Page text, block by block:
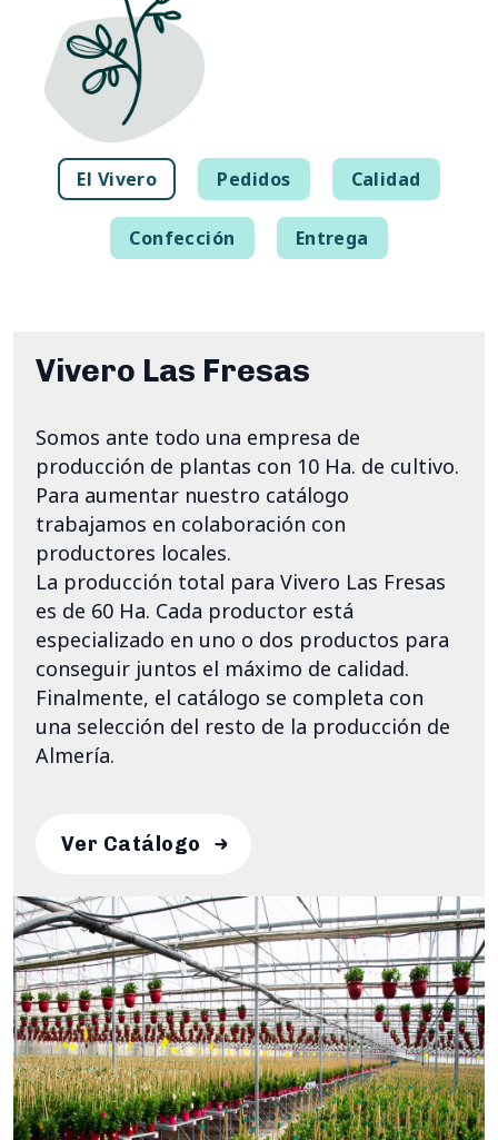
El Vivero Pedidos Calidad
Confección Entrega
Vivero Las Fresas
Somos ante todo una empresa de
producción de plantas con 10 Ha. de cultivo.
Para aumentar nuestro catálogo
trabajamos en colaboración con
productores locales.
La producción total para Vivero Las Fresas
es de 60 Ha. Cada productor está
especializado en uno o dos productos para
conseguir juntos el máximo de calidad.
Finalmente, el catálogo se completa con
una selección del resto de la producción de
Almería.
Ver Catálogo